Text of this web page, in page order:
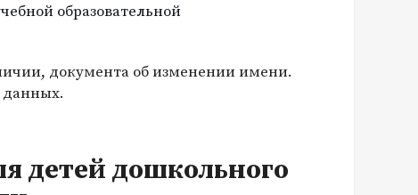
образовательной
документа об изменении имени.
данных.
детей дошкольного